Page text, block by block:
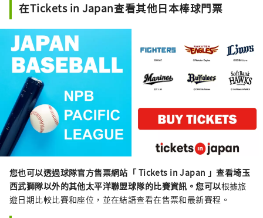
在Tickets in Japan查看其他日本棒球門票
您也可以透過球隊官方售票網站「 Tickets in Japan 」查看埼玉
西武獅隊以外的其他太平洋聯盟球隊的比賽資訊。您可以根據旅
遊日期比較比賽和座位，並在結語查看在售票和最新賽程。